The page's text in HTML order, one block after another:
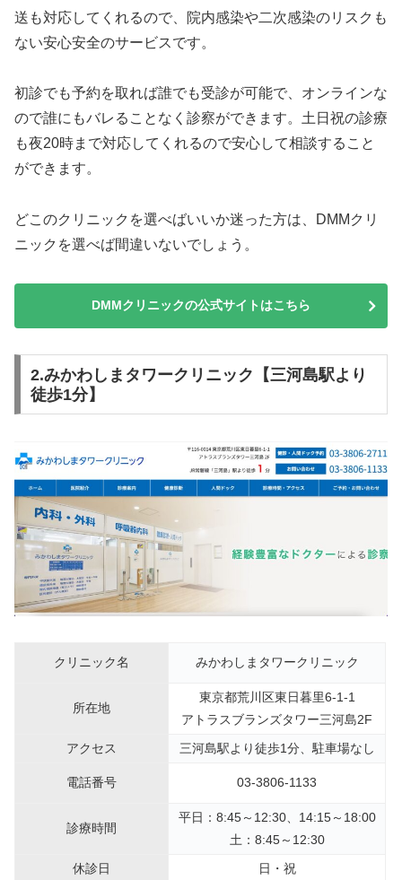
送も対応してくれるので、院内感染や二次感染のリスクも
ない安心安全のサービスです。
初診でも予約を取れば誰でも受診が可能で、オンラインな
ので誰にもバレることなく診察ができます。土日祝の診療
も夜20時まで対応してくれるので安心して相談すること
ができます。
どこのクリニックを選べばいいか迷った方は、DMMクリ
ニックを選べば間違いないでしょう。
DMMクリニックの公式サイトはこちら
2.みかわしまタワークリニック【三河島駅より
徒歩1分】
クリニック名 みかわしまタワークリニック
所在地
東京都荒川区東日暮里6-1-1
アトラスブランズタワー三河島2F
アクセス
三河島駅より徒歩1分、駐車場なし
電話番号 03-3806-1133
診療時間
平日：8:45～12:30、14:15～18:00
土：8:45～12:30
休診日
日・祝